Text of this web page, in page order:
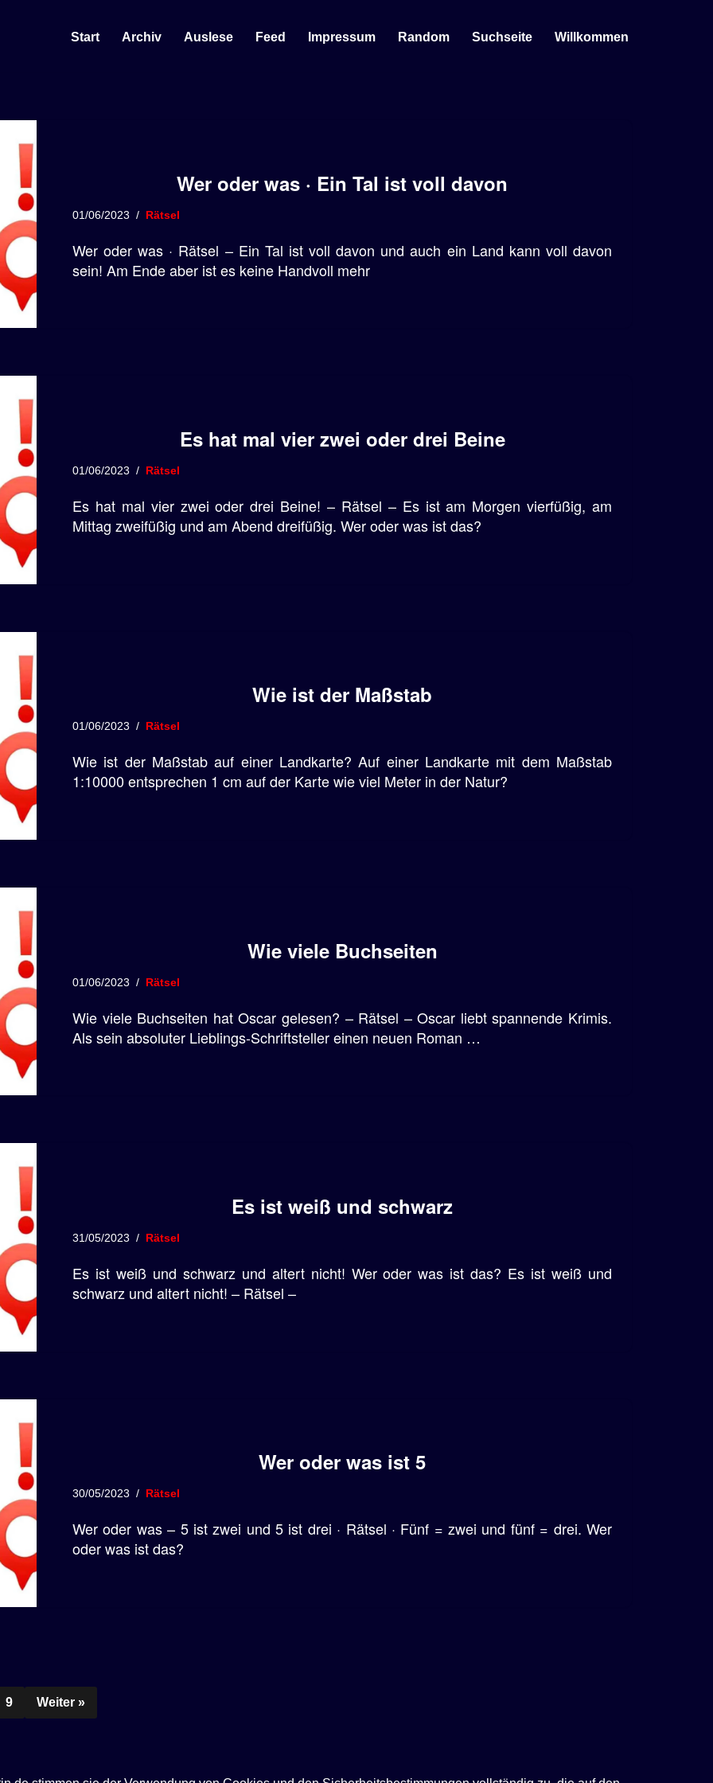
Start Archiv Auslese Feed Impressum Random Suchseite Willkommen
Wer oder was · Ein Tal ist voll davon
01/06/2023 Rätsel
Wer oder was · Rätsel – Ein Tal ist voll davon und auch ein Land kann voll davon
sein! Am Ende aber ist es keine Handvoll mehr
Es hat mal vier zwei oder drei Beine
01/06/2023 Rätsel
Es hat mal vier zwei oder drei Beine! – Rätsel – Es ist am Morgen vierfüßig, am
Mittag zweifüßig und am Abend dreifüßig. Wer oder was ist das?
Wie ist der Maßstab
01/06/2023 Rätsel
Wie ist der Maßstab auf einer Landkarte? Auf einer Landkarte mit dem Maßstab
1:10000 entsprechen 1 cm auf der Karte wie viel Meter in der Natur?
Wie viele Buchseiten
01/06/2023 Rätsel
Wie viele Buchseiten hat Oscar gelesen? – Rätsel – Oscar liebt spannende Krimis.
Als sein absoluter Lieblings-Schriftsteller einen neuen Roman …
Es ist weiß und schwarz
31/05/2023 Rätsel
Es ist weiß und schwarz und altert nicht! Wer oder was ist das? Es ist weiß und
schwarz und altert nicht! – Rätsel –
Wer oder was ist 5
30/05/2023 Rätsel
Wer oder was – 5 ist zwei und 5 ist drei · Rätsel · Fünf = zwei und fünf = drei. Wer
oder was ist das?
9 Weiter »